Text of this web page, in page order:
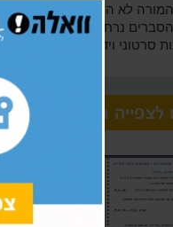
לא הסביר את החומר על
סרטוני וידאו את כל החומר
בחינם